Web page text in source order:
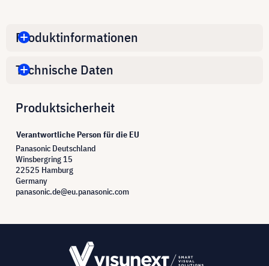
Produktinformationen
Technische Daten
Produktsicherheit
Verantwortliche Person für die EU
Panasonic Deutschland
Winsbergring 15
22525 Hamburg
Germany
panasonic.de@eu.panasonic.com